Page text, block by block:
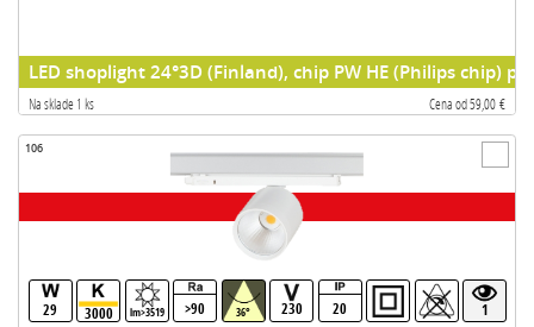
LED shoplight 24°3D (Finland), chip PW HE (Philips chip)
Na sklade 1 ks Cena od 59,00 €
106
29 3000 lm>3519 >90 36° 230 20 1